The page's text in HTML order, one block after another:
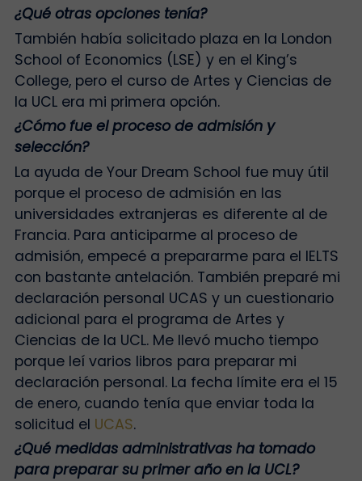
¿Qué otras opciones tenía?
También había solicitado plaza en la London
School of Economics (LSE) y en el King’s
College, pero el curso de Artes y Ciencias de
la UCL era mi primera opción.
¿Cómo fue el proceso de admisión y
selección?
La ayuda de Your Dream School fue muy útil
porque el proceso de admisión en las
universidades extranjeras es diferente al de
Francia. Para anticiparme al proceso de
admisión, empecé a prepararme para el IELTS
con bastante antelación. También preparé mi
declaración personal UCAS y un cuestionario
adicional para el programa de Artes y
Ciencias de la UCL. Me llevó mucho tiempo
porque leí varios libros para preparar mi
declaración personal. La fecha límite era el 15
de enero, cuando tenía que enviar toda la
solicitud el UCAS.
¿Qué medidas administrativas ha tomado
para preparar su primer año en la UCL?